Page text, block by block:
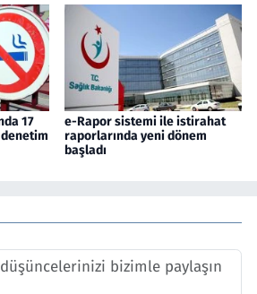
17
denetim
e-Rapor sistemi ile istirahat
raporlarında yeni dönem
başladı